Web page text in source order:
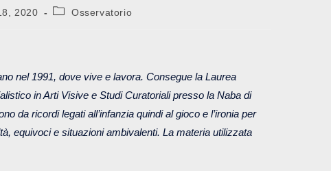
SUL
2020
Categoria
Osservatorio
nel 1991, dove vive e lavora. Consegue la Laurea
in Arti Visive e Studi Curatoriali presso la Naba di
da ricordi legati all’infanzia quindi al gioco e l’ironia per
equivoci e situazioni ambivalenti. La materia utilizzata